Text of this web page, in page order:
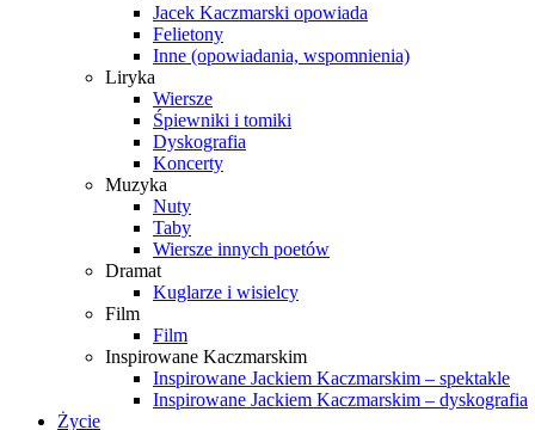
Jacek Kaczmarski opowiada
Felietony
Inne (opowiadania, wspomnienia)
Liryka
Wiersze
Śpiewniki i tomiki
Dyskografia
Koncerty
Muzyka
Nuty
Taby
Wiersze innych poetów
Dramat
Kuglarze i wisielcy
Film
Film
Inspirowane Kaczmarskim
Inspirowane Jackiem Kaczmarskim – spektakle
Inspirowane Jackiem Kaczmarskim – dyskografia
Życie